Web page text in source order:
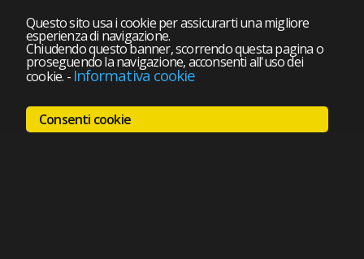
Questo sito usa i cookie per assicurarti una migliore
esperienza di navigazione.
Chiudendo questo banner, scorrendo questa pagina o
proseguendo la navigazione, acconsenti all'uso dei
cookie. - Informativa cookie
Consenti cookie